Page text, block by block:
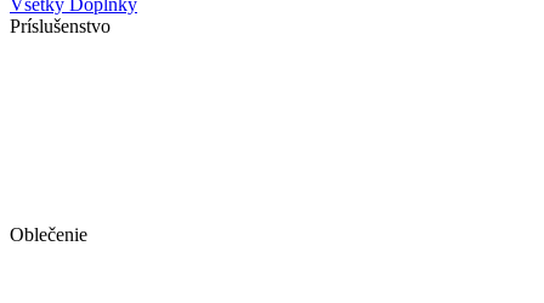
Všetky Doplnky
Príslušenstvo
Oblečenie